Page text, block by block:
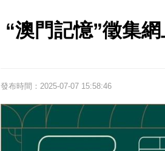
“澳門記憶”徵集
發布時間：2025-07-07 15:58:46